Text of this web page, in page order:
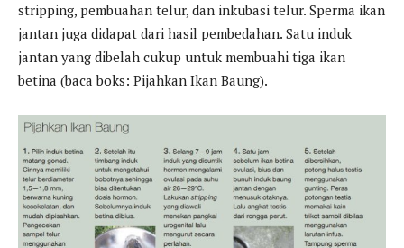
stripping, pembuahan telur, dan inkubasi telur. Sperma ikan
jantan juga didapat dari hasil pembedahan. Satu induk
jantan yang dibelah cukup untuk membuahi tiga ikan
betina (baca boks: Pijahkan Ikan Baung).